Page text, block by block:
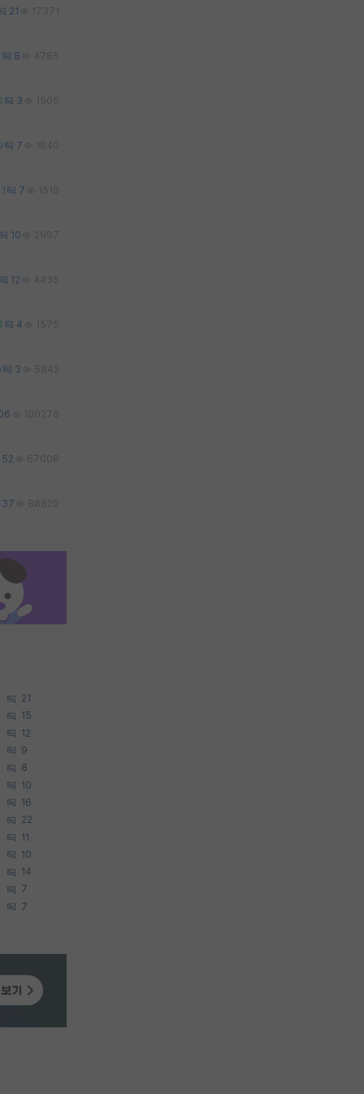
21 17371
8 4785
3 1505
7 1840
1 7 1510
10 2997
12 4435
4 1575
3 5842
100276
52 67008
37 88829
21
15
12
9
8
10
16
22
11
10
14
7
7